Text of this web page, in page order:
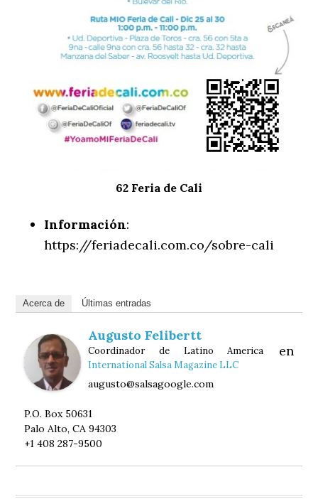
62 Feria de Cali
Información:
https://feriadecali.com.co/sobre-cali
Acerca de Últimas entradas
Augusto Felibertt
Coordinador de Latino America en
International Salsa Magazine LLC
augusto@salsagoogle.com
P.O. Box 50631
Palo Alto, CA 94303
+1 408 287-9500